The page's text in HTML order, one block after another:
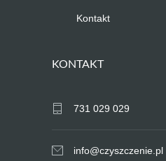
Kontakt
KONTAKT
731 029 029
info@czyszczenie.pl